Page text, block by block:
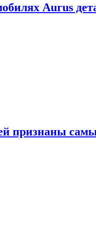
Aurus
признаны